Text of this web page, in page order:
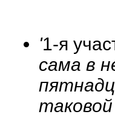
'1-я
сама в